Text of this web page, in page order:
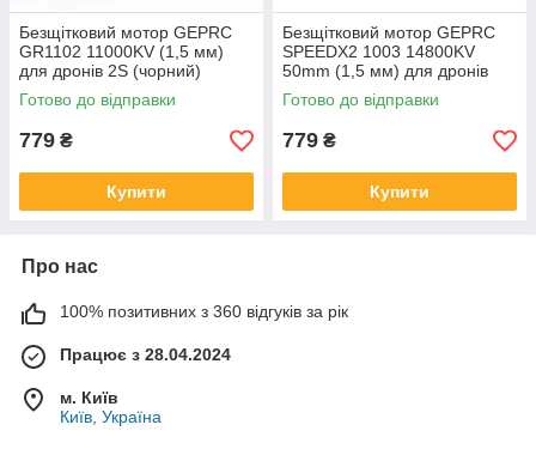
Безщітковий мотор GEPRC
GR1102 11000KV (1,5 мм)
для дронів 2S (чорний)
Готово до відправки
779 ₴
Купити
Безщітковий мотор GEPRC
SPEEDX2 1003 14800KV
50mm (1,5 мм) для дронів
1,6-2S
Готово до відправки
779 ₴
Купити
Про нас
100% позитивних з 360 відгуків за рік
Працює з 28.04.2024
м. Київ
Київ, Україна